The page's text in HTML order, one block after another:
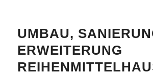
UMBAU,
ERWEITERUNG